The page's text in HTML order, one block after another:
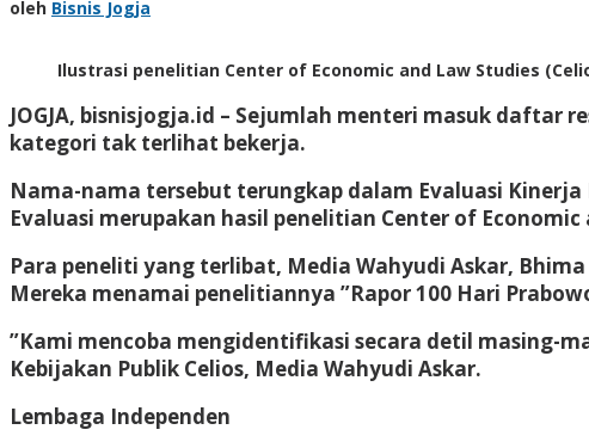
oleh Bisnis Jogja
Ilustrasi penelitian Center of Economic and Law Studies
JOGJA, bisnisjogja.id – Sejumlah menteri masuk daftar
kategori tak terlihat bekerja.
Nama-nama tersebut terungkap dalam Evaluasi
Evaluasi merupakan hasil penelitian Center of
Para peneliti yang terlibat, Media Wahyudi Askar,
Mereka menamai penelitiannya ”Rapor 100 Hari
”Kami mencoba mengidentifikasi secara detil masing-
Kebijakan Publik Celios, Media Wahyudi Askar.
Lembaga Independen